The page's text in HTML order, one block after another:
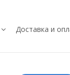
Доставка и